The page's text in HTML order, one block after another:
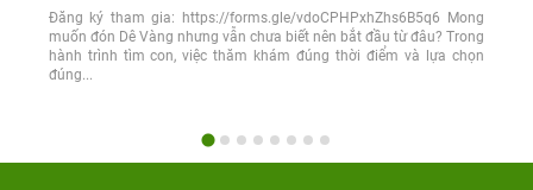
Đăng ký tham gia: https://forms.gle/vdoCPHPxhZhs6B5q6 Mong
muốn đón Dê Vàng nhưng vẫn chưa biết nên bắt đầu từ đâu? Trong
hành trình tìm con, việc thăm khám đúng thời điểm và lựa chọn
đúng...